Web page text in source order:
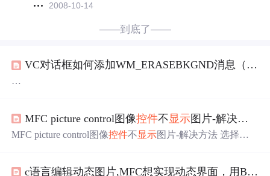
2008-10-14
——到底了——
VC对话框如何添加WM_ERASEBKGND消息（OnEraseBkgnd函数）及对话框使用
转帖来自：http://guohaiyang.blog.163.com/blog/static/3213403
720081027104147/
道对话框在那里找增加这个函数，来跟我来
MFC picture control图像控件不显示图片-解决方法
MFC picture control图像控件不显示图片-解决方法 选择图
Station2 = (CStatic*)GetDlgItem(IDC_BMP_STATION2); pP...
c语言编辑动态图片,MFC想实现动态界面，用BitBlt绘制图片出现后删除图片以产生动态...